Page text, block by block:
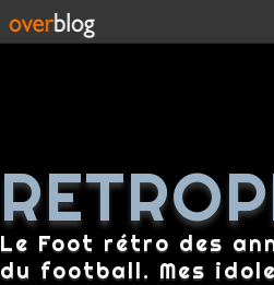
Le Foot rétro des
du football. Mes